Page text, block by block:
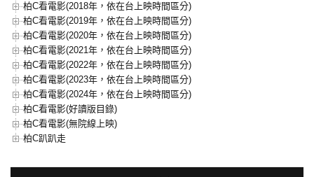
柏C看電影(2018年，依在台上映時間區分)
柏C看電影(2019年，依在台上映時間區分)
柏C看電影(2020年，依在台上映時間區分)
柏C看電影(2021年，依在台上映時間區分)
柏C看電影(2022年，依在台上映時間區分)
柏C看電影(2023年，依在台上映時間區分)
柏C看電影(2024年，依在台上映時間區分)
柏C看電影(好讀版目錄)
柏C看電影(無院線上映)
柏C趴趴走